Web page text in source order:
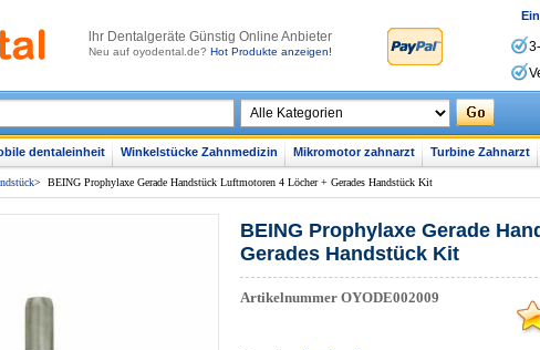
lhr Dentalgeräte Günstig Online Anbieter
Neu auf oyodental.de? Hot Produkte anzeigen!
dentaleinheit Winkelstücke Zahnmedizin Mikromotor zahnarzt Turbine Zahnarzt
> BEING Prophylaxe Gerade Handstück Luftmotoren 4 Löcher + Gerades Handstück Kit
BEING Prophylaxe Gerade
Gerades Handstück Kit
Artikelnummer OYODE002009